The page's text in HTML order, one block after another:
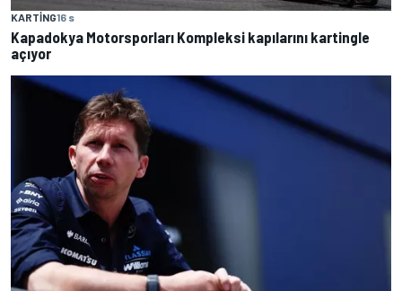
KARTING16 s
Kapadokya Motorsporları Kompleksi kapılarını kartingle
açıyor